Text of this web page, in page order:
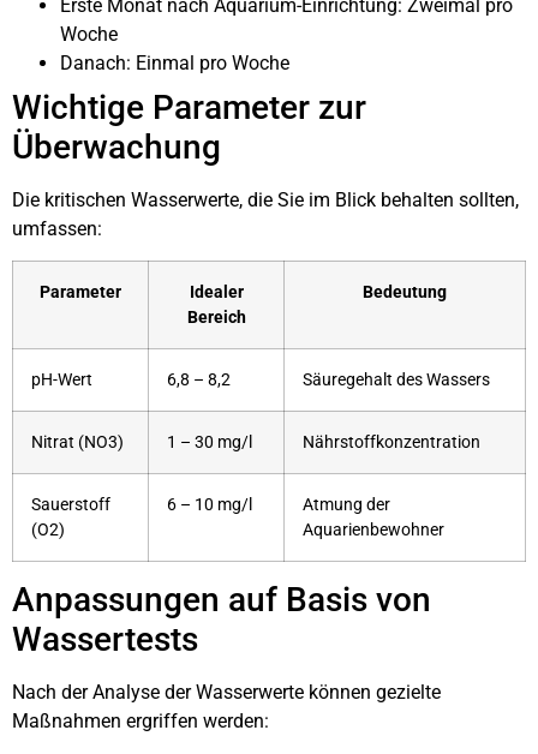
Erste Monat nach Aquarium-Einrichtung: Zweimal pro
Woche
Danach: Einmal pro Woche
Wichtige Parameter zur
Überwachung
Die kritischen Wasserwerte, die Sie im Blick behalten sollten,
umfassen:
Parameter
Idealer
Bereich
Bedeutung
pH-Wert 6,8 – 8,2 Säuregehalt des Wassers
Nitrat (NO3) 1 – 30 mg/l Nährstoffkonzentration
Sauerstoff
(O2)
6 – 10 mg/l
Atmung der
Aquarienbewohner
Anpassungen auf Basis von
Wassertests
Nach der Analyse der Wasserwerte können gezielte
Maßnahmen ergriffen werden: